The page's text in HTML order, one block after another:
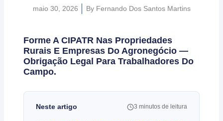
maio 30, 2026 ByFernando Dos Santos Martins
Forme A CIPATR Nas Propriedades
Rurais E Empresas Do Agronegócio —
Obrigação Legal Para Trabalhadores Do
Campo.
Neste artigo 3 minutos de leitura